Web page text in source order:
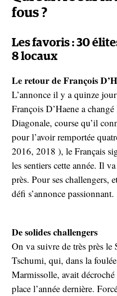
fous ?
Les favoris : 30
8 locaux
Le retour de François
L’annonce il y a quinze
François D’Haene a
Diagonale, course qu’il
pour l’avoir remportée
2016, 2018 ), le Français
les sentiers cette année. Il
près. Pour ses challengers,
défi s’annonce passionnant.
De solides challengers
On va suivre de très près le
Tschumi, qui, dans la
Marmissolle, avait
place l’année dernière.